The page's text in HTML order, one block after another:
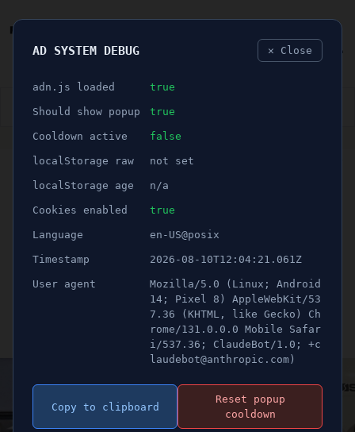
👮🏻‍♂️ BLÅLJUS ÅSIKTER SPORT
ANNONS
Johannes Yalcin
nomineras till Årets
ekonomichef - "Oerhört
Stolt"
Uppdaterad 21 juni 2026 13:00
AD SYSTEM DEBUG ✕ Close
adn.js loaded true
Should show popup true
Cooldown active false
localStorage raw not set
localStorage age n/a
Cookies enabled true
Language en-US@posix
Timestamp 2026-08-10T12:04:21.061Z
User agent
Mozilla/5.0 (Linux; Android
14; Pixel 8) AppleWebKit/53
7.36 (KHTML, like Gecko) Ch
rome/131.0.0.0 Mobile Safar
i/537.36; ClaudeBot/1.0; +c
laudebot@anthropic.com)
Copy to clipboard
Reset popup
cooldown